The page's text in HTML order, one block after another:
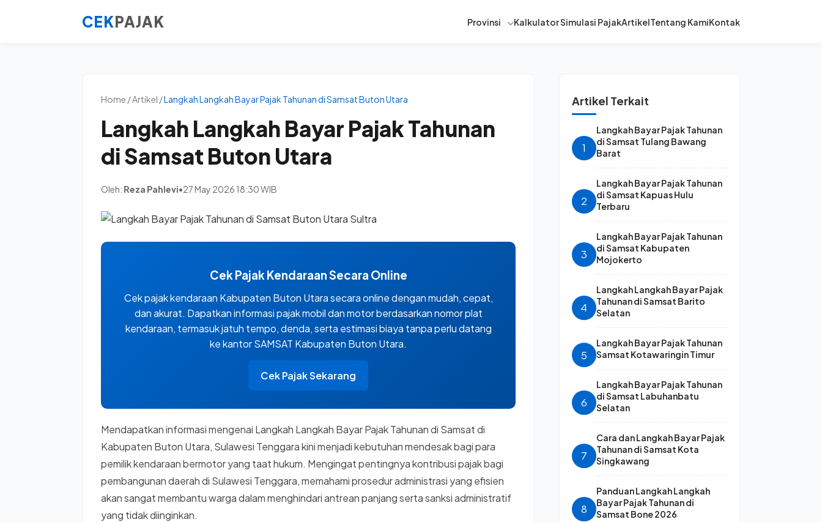
CEKPAJAK Provinsi Kalkulator Simulasi PajakArtikelTentang KamiKontak
Home / Artikel /Langkah Langkah Bayar Pajak Tahunan di Samsat Buton Utara
Langkah Langkah Bayar Pajak Tahunan
di Samsat Buton Utara
Oleh: Reza Pahlevi•27 May 2026 18:30 WIB
Cek Pajak Kendaraan Secara Online
Cek pajak kendaraan Kabupaten Buton Utara secara online dengan mudah, cepat,
dan akurat. Dapatkan informasi pajak mobil dan motor berdasarkan nomor plat
kendaraan, termasuk jatuh tempo, denda, serta estimasi biaya tanpa perlu datang
ke kantor SAMSAT Kabupaten Buton Utara.
Cek Pajak Sekarang
Mendapatkan informasi mengenai Langkah Langkah Bayar Pajak Tahunan di Samsat di
Kabupaten Buton Utara, Sulawesi Tenggara kini menjadi kebutuhan mendesak bagi para
pemilik kendaraan bermotor yang taat hukum. Mengingat pentingnya kontribusi pajak bagi
pembangunan daerah di Sulawesi Tenggara, memahami prosedur administrasi yang efisien
akan sangat membantu warga dalam menghindari antrean panjang serta sanksi administratif
yang tidak diinginkan.
Artikel Terkait
1
Langkah Bayar Pajak Tahunan
di Samsat Tulang Bawang
Barat
2
Langkah Bayar Pajak Tahunan
di Samsat Kapuas Hulu
Terbaru
3
Langkah Bayar Pajak Tahunan
di Samsat Kabupaten
Mojokerto
4
Langkah Langkah Bayar Pajak
Tahunan di Samsat Barito
Selatan
5
Langkah Bayar Pajak Tahunan
Samsat Kotawaringin Timur
6
Langkah Bayar Pajak Tahunan
di Samsat Labuhanbatu
Selatan
7
Cara dan Langkah Bayar Pajak
Tahunan di Samsat Kota
Singkawang
8
Panduan Langkah Langkah
Bayar Pajak Tahunan di
Samsat Bone 2026